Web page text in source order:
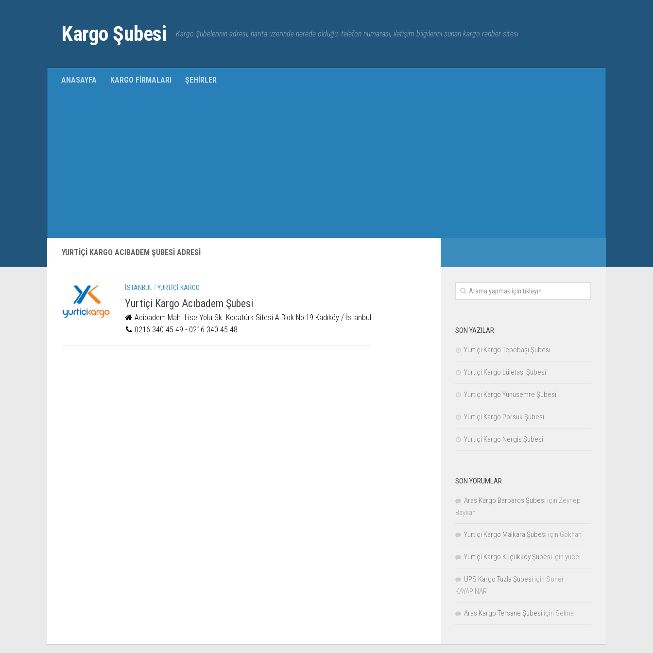
Kargo Şubesi Kargo Şubelerinin adresi, harita üzerinde nerede olduğu, telefon numarası, iletişim bilgilerini sunan kargo rehber sitesi
ANASAYFA KARGO FIRMALARI ŞEHIRLER
YURTIÇI KARGO ACIBADEM ŞUBESI ADRESI
İSTANBUL /YURTIÇI KARGO
Yurtiçi Kargo Acıbadem Şubesi
Acibadem Mah. Lise Yolu Sk. Kocatürk Sitesi A Blok No:19 Kadıköy / İstanbul
0216 340 45 49 - 0216 340 45 48
SON YAZILAR
Yurtiçi Kargo Tepebaşı Şubesi
Yurtiçi Kargo Lületaşı Şubesi
Yurtiçi Kargo Yunusemre Şubesi
Yurtiçi Kargo Porsuk Şubesi
Yurtiçi Kargo Nergis Şubesi
SON YORUMLAR
Aras Kargo Barbaros Şubesi için Zeynep
Baykan
Yurtiçi Kargo Malkara Şubesi için Gökhan
Yurtiçi Kargo Küçükköy Şubesi için yücel
UPS Kargo Tuzla Şubesi için Soner
KAYAPINAR
Aras Kargo Tersane Şubesi için Selma